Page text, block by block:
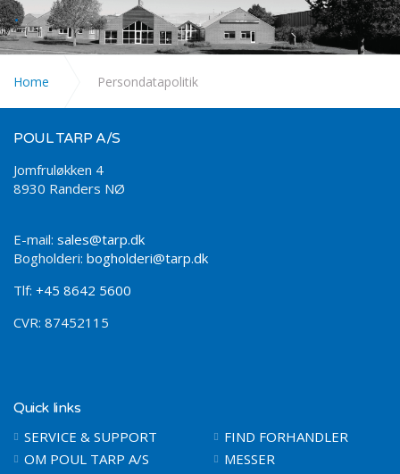
.
Home Persondatapolitik
POUL TARP A/S
Jomfruløkken 4
8930 Randers NØ
E-mail: sales@tarp.dk
Bogholderi: bogholderi@tarp.dk
Tlf: +45 8642 5600
CVR: 87452115
Quick links
SERVICE & SUPPORT
FIND FORHANDLER
OM POUL TARP A/S
MESSER